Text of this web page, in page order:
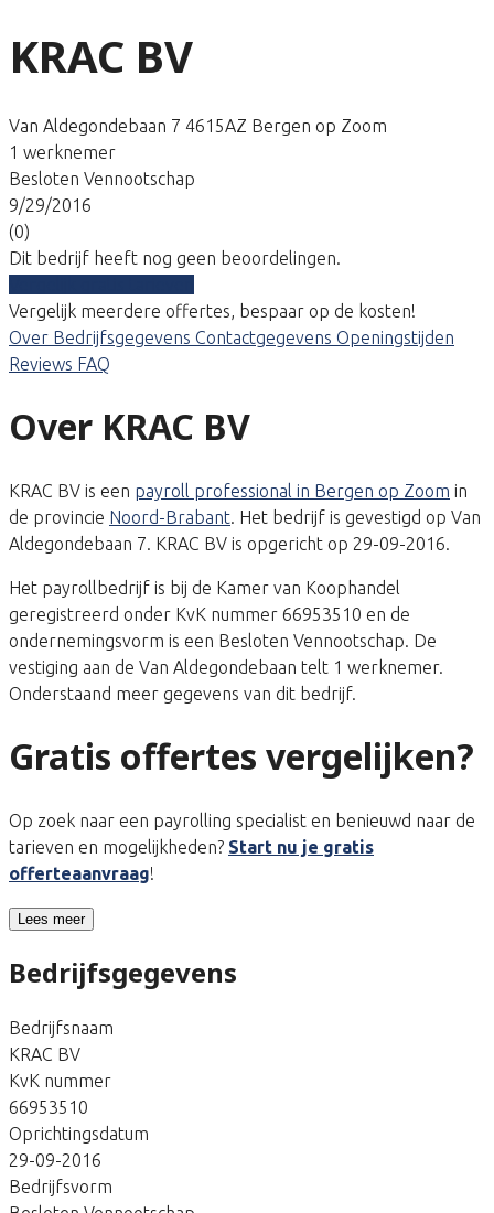
KRAC BV
Van Aldegondebaan 7 4615AZ Bergen op Zoom
1 werknemer
Besloten Vennootschap
9/29/2016
(0)
Dit bedrijf heeft nog geen beoordelingen.
Vergelijk meerdere offertes, bespaar op de kosten!
Over Bedrijfsgegevens Contactgegevens Openingstijden
Reviews FAQ
Over KRAC BV
KRAC BV is een payroll professional in Bergen op Zoom in
de provincie Noord-Brabant. Het bedrijf is gevestigd op Van
Aldegondebaan 7. KRAC BV is opgericht op 29-09-2016.
Het payrollbedrijf is bij de Kamer van Koophandel
geregistreerd onder KvK nummer 66953510 en de
ondernemingsvorm is een Besloten Vennootschap. De
vestiging aan de Van Aldegondebaan telt 1 werknemer.
Onderstaand meer gegevens van dit bedrijf.
Gratis offertes vergelijken?
Op zoek naar een payrolling specialist en benieuwd naar de
tarieven en mogelijkheden? Start nu je gratis
offerteaanvraag!
Lees meer
Bedrijfsgegevens
Bedrijfsnaam
KRAC BV
KvK nummer
66953510
Oprichtingsdatum
29-09-2016
Bedrijfsvorm